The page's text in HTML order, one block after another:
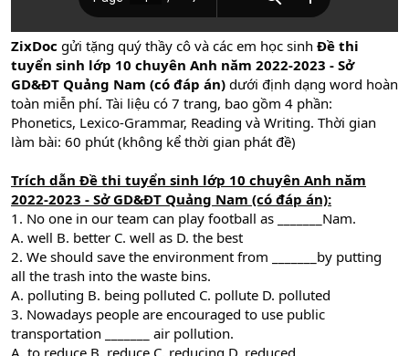
ZixDoc gửi tặng quý thầy cô và các em học sinh Đề thi
tuyển sinh lớp 10 chuyên Anh năm 2022-2023 - Sở
GD&ĐT Quảng Nam (có đáp án) dưới định dạng word hoàn
toàn miễn phí. Tài liệu có 7 trang, bao gồm 4 phần:
Phonetics, Lexico-Grammar, Reading và Writing. Thời gian
làm bài: 60 phút (không kể thời gian phát đề)
Trích dẫn Đề thi tuyển sinh lớp 10 chuyên Anh năm
2022-2023 - Sở GD&ĐT Quảng Nam (có đáp án):
1. No one in our team can play football as _______Nam.
A. well B. better C. well as D. the best
2. We should save the environment from _______by putting
all the trash into the waste bins.
A. polluting B. being polluted C. pollute D. polluted
3. Nowadays people are encouraged to use public
transportation _______ air pollution.